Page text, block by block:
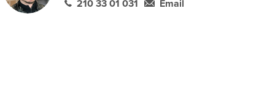
210 33 01 031 Email